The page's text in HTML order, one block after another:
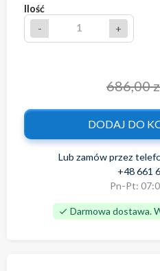
Ilość
-
+
686,00
DODAJ DO
Lub zamów przez
+48 661
Pn-Pt:
 Darmowa dostawa.